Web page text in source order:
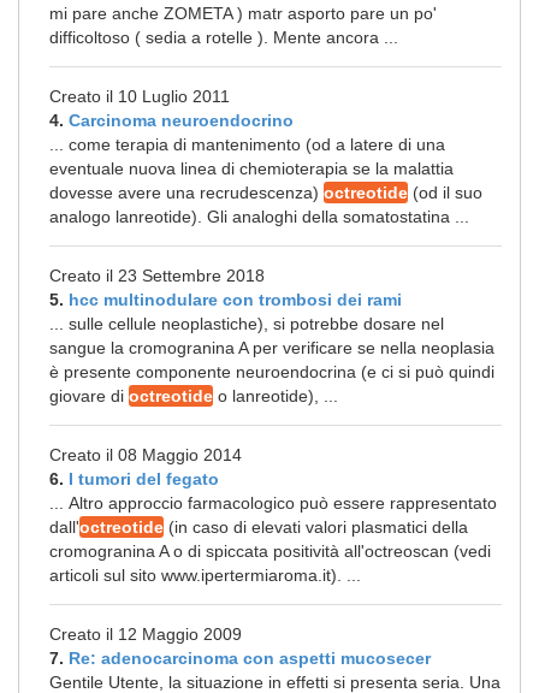
mi pare anche ZOMETA ) matr asporto pare un po'
difficoltoso ( sedia a rotelle ). Mente ancora ...
Creato il 10 Luglio 2011
4. Carcinoma neuroendocrino
... come terapia di mantenimento (od a latere di una
eventuale nuova linea di chemioterapia se la malattia
dovesse avere una recrudescenza) octreotide (od il suo
analogo lanreotide). Gli analoghi della somatostatina ...
Creato il 23 Settembre 2018
5. hcc multinodulare con trombosi dei rami
... sulle cellule neoplastiche), si potrebbe dosare nel
sangue la cromogranina A per verificare se nella neoplasia
è presente componente neuroendocrina (e ci si può quindi
giovare di octreotide o lanreotide), ...
Creato il 08 Maggio 2014
6. I tumori del fegato
... Altro approccio farmacologico può essere rappresentato
dall'octreotide (in caso di elevati valori plasmatici della
cromogranina A o di spiccata positività all'octreoscan (vedi
articoli sul sito www.ipertermiaroma.it). ...
Creato il 12 Maggio 2009
7. Re: adenocarcinoma con aspetti mucosecer
Gentile Utente, la situazione in effetti si presenta seria. Una